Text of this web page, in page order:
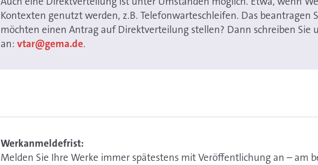
Kontexten genutzt werden, z.B. Telefonwarteschleifen. Das beantragen
möchten einen Antrag auf Direktverteilung stellen? Dann schreiben Sie
an: vtar@gema.de.
Werkanmeldefrist:
Melden Sie Ihre Werke immer spätestens mit Veröffentlichung an – am